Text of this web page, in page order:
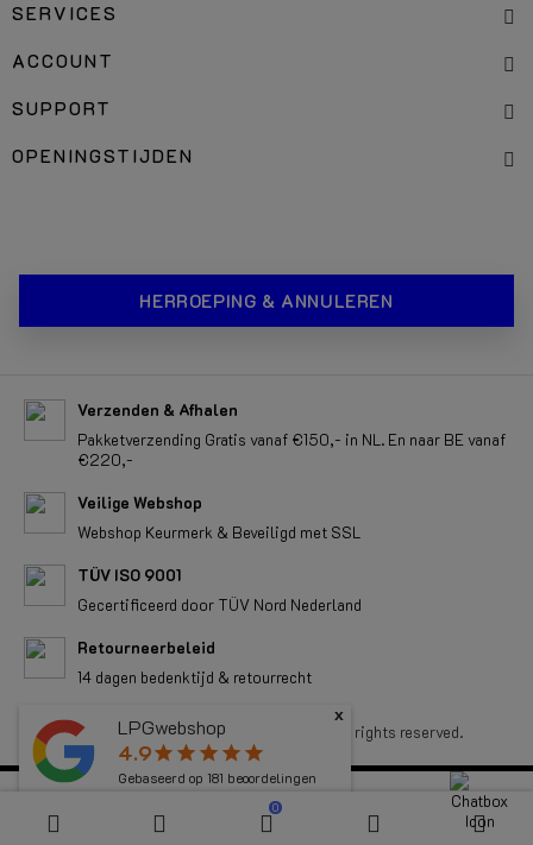
0
SERVICES
ACCOUNT
SUPPORT
OPENINGSTIJDEN
HERROEPING & ANNULEREN
Verzenden & Afhalen
Pakketverzending Gratis vanaf €150,- in NL. En naar BE vanaf
€220,-
Veilige Webshop
Webshop Keurmerk & Beveiligd met SSL
TÜV ISO 9001
Gecertificeerd door TÜV Nord Nederland
Retourneerbeleid
14 dagen bedenktijd & retourrecht
Copyright 2026 LPGwebshop.com - All rights reserved.
LPGwebshop
4.9star star star star star
Gebaseerd op 181 beoordelingen
x